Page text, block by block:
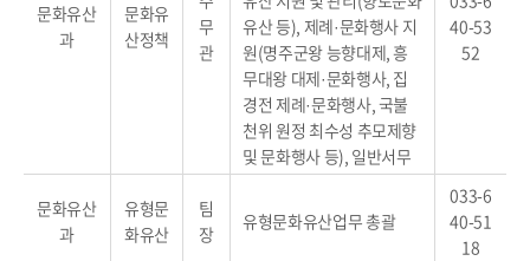
문화유산
과
문화유
산정책
무
관
유산 등), 제례·문화행사 지
원(명주군왕 능향대제, 흥
무대왕 대제·문화행사, 집
경전 제례·문화행사, 국불
천위 원정 최수성 추모제향
및 문화행사 등), 일반서무
40-53
52
문화유산
과
유형문
화유산
팀
장
유형문화유산업무 총괄
033-6
40-51
18